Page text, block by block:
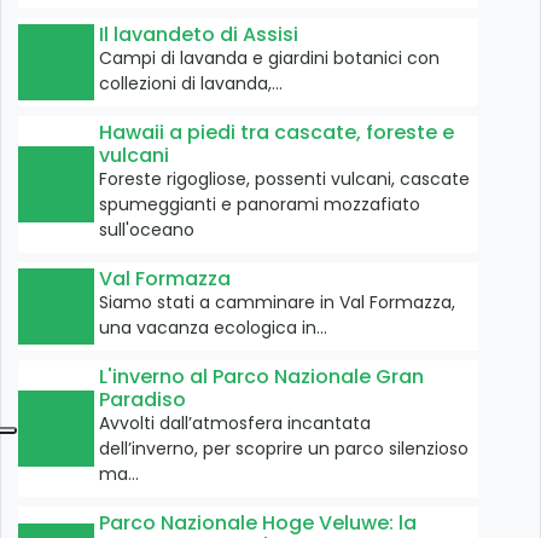
Il lavandeto di Assisi
Campi di lavanda e giardini botanici con
collezioni di lavanda,…
Hawaii a piedi tra cascate, foreste e
vulcani
Foreste rigogliose, possenti vulcani, cascate
spumeggianti e panorami mozzafiato
sull'oceano
Val Formazza
Siamo stati a camminare in Val Formazza,
una vacanza ecologica in…
L'inverno al Parco Nazionale Gran
Paradiso
Avvolti dall’atmosfera incantata
dell’inverno, per scoprire un parco silenzioso
ma…
Parco Nazionale Hoge Veluwe: la